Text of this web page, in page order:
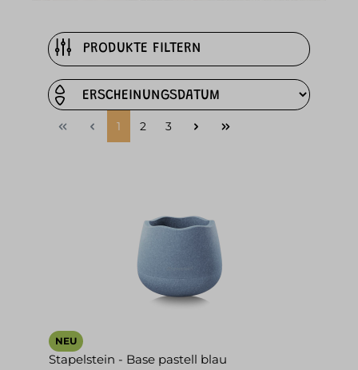
PRODUKTE FILTERN
1 2 3
NEU
Stapelstein - Base pastell blau